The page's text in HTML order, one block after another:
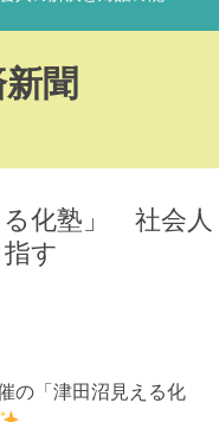
聞
る化塾」 社会人
す
の「津田沼見える化